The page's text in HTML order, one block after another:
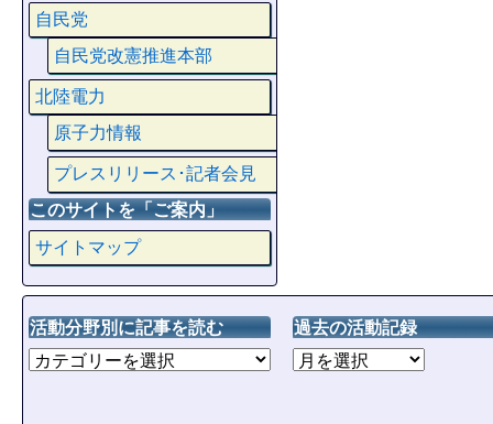
自民党
自民党改憲推進本部
北陸電力
原子力情報
プレスリリース･記者会見
このサイトを「ご案内」
サイトマップ
活動分野別に記事を読む 過去の活動記録